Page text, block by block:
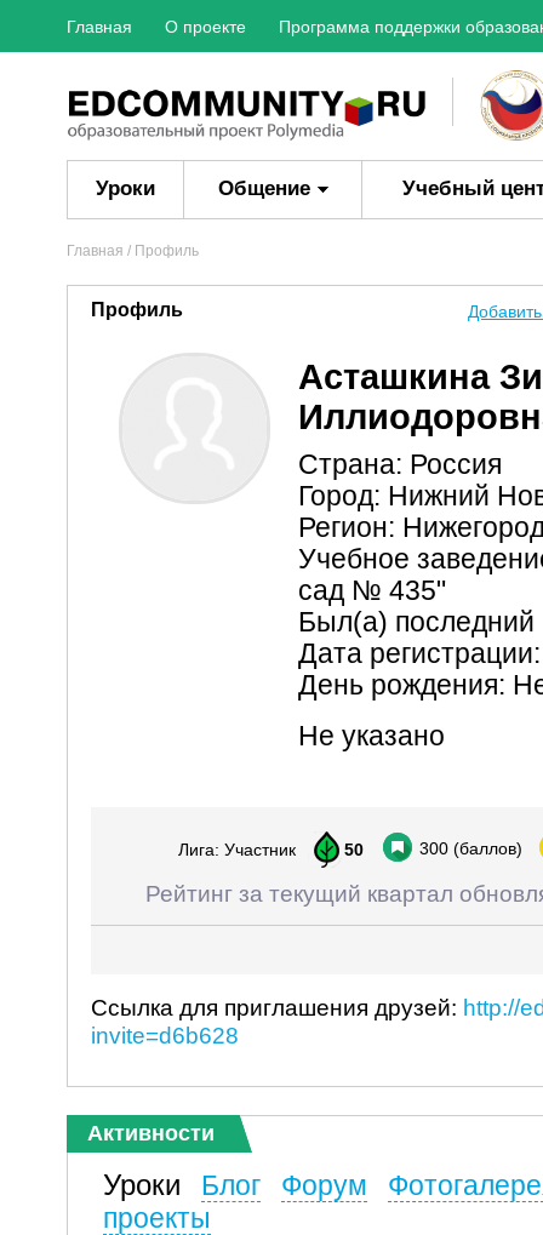
Главная О проекте Программа поддержки
Уроки Общение Учебный
Главная / Профиль
Профиль
Асташкина
Страна: Россия
Город: Нижний
Регион:
Учебное
сад № 435"
Был(а) последний
Дата
День рождения:
Не указано
Лига: Участник 50 300 (баллов)
Рейтинг за текущий квартал
Ссылка для приглашения друзей: http://
invite=d6b628
Активности
Уроки Блог Форум
проекты